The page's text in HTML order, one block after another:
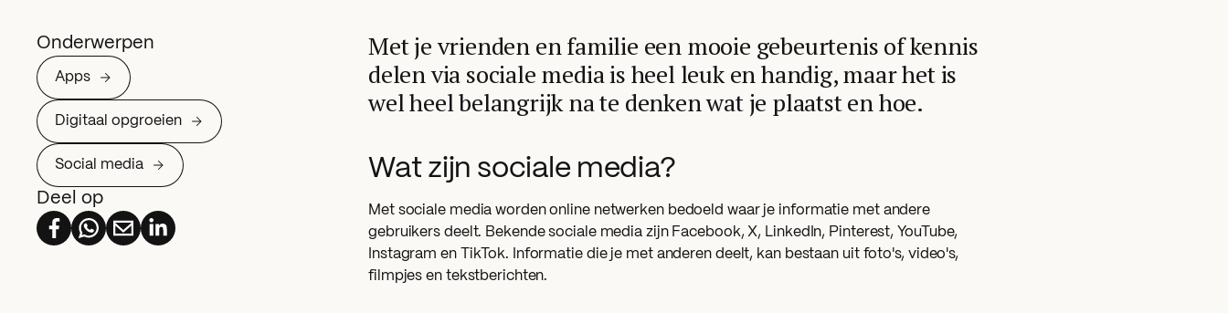
Met je vrienden en familie een mooie gebeurtenis of kennis
delen via sociale media is heel leuk en handig, maar het is
wel heel belangrijk na te denken wat je plaatst en hoe.
Wat zijn sociale media?
Met sociale media worden online netwerken bedoeld waar je informatie met andere
gebruikers deelt. Bekende sociale media zijn Facebook, X, LinkedIn, Pinterest, YouTube,
Instagram en TikTok. Informatie die je met anderen deelt, kan bestaan uit foto's, video's,
filmpjes en tekstberichten.
Onderwerpen
Apps
Digitaal opgroeien
Social media
Deel op